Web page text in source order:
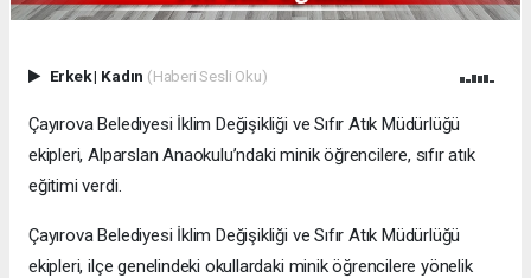
Erkek| Kadın (Haberi Sesli Oku)
Çayırova Belediyesi İklim Değişikliği ve Sıfır Atık Müdürlüğü
ekipleri, Alparslan Anaokulu’ndaki minik öğrencilere, sıfır atık
eğitimi verdi.
Çayırova Belediyesi İklim Değişikliği ve Sıfır Atık Müdürlüğü
ekipleri, ilçe genelindeki okullardaki minik öğrencilere yönelik